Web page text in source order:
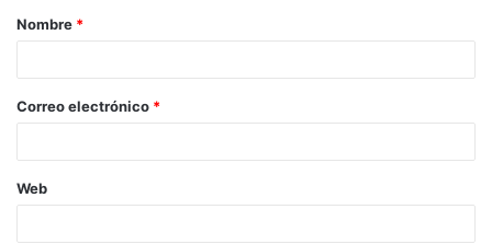
r
*
Nombre *
Correo electrónico *
Web